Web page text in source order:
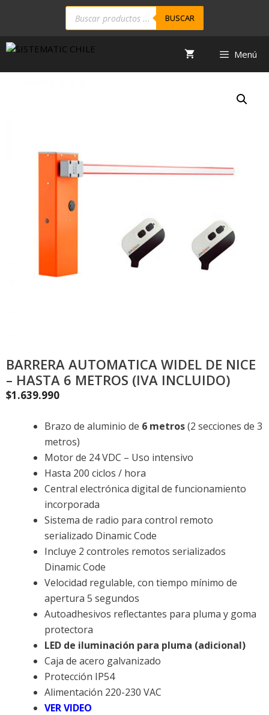
BUSCAR
Menú
BARRERA AUTOMATICA WIDEL DE NICE
– HASTA 6 METROS (IVA INCLUIDO)
$1.639.990
Brazo de aluminio de 6 metros(2 secciones de 3
metros)
Motor de 24 VDC – Uso intensivo
Hasta 200 ciclos / hora
Central electrónica digital de funcionamiento
incorporada
Sistema de radio para control remoto
serializado Dinamic Code
Incluye 2 controles remotos serializados
Dinamic Code
Velocidad regulable, con tiempo mínimo de
apertura 5 segundos
Autoadhesivos reflectantes para pluma y goma
protectora
LED de iluminación para pluma (adicional)
Caja de acero galvanizado
Protección IP54
Alimentación 220-230 VAC
VER VIDEO